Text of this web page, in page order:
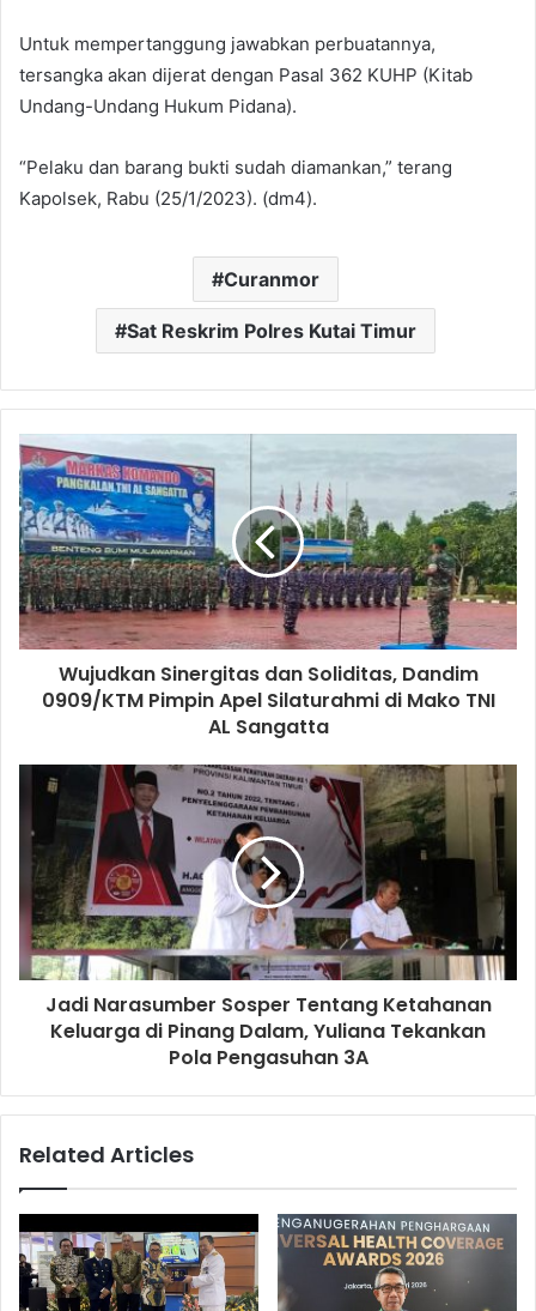
Untuk mempertanggung jawabkan perbuatannya,
tersangka akan dijerat dengan Pasal 362 KUHP (Kitab
Undang-Undang Hukum Pidana).
“Pelaku dan barang bukti sudah diamankan,” terang
Kapolsek, Rabu (25/1/2023). (dm4).
Curanmor
Sat Reskrim Polres Kutai Timur
Wujudkan Sinergitas dan Soliditas, Dandim
0909/KTM Pimpin Apel Silaturahmi di Mako TNI
AL Sangatta
Jadi Narasumber Sosper Tentang Ketahanan
Keluarga di Pinang Dalam, Yuliana Tekankan
Pola Pengasuhan 3A
Related Articles